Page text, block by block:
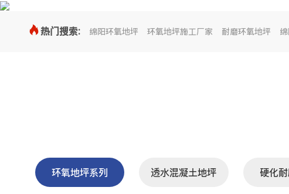
热门搜索: 绵阳环氧地坪 环氧地坪施工厂家 耐磨环氧地坪
环氧地坪系列 透水混凝土地坪 硬化